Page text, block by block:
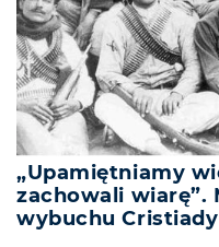
„Upamiętniamy
zachowali wiarę”.
wybuchu